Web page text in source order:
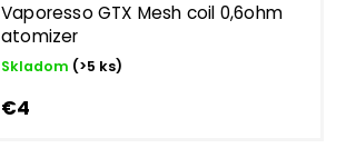
Vaporesso GTX Mesh coil 0,6ohm
atomizer
Skladom (>5 ks)
€4